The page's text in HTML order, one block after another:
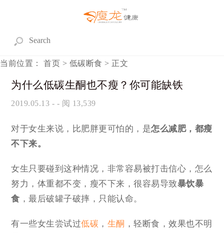
当前位置： 首页 > 低碳断食 > 正文
为什么低碳生酮也不瘦？你可能缺铁
2019.05.13 - - 阅 13,539
对于女生来说，比肥胖更可怕的，是怎么减肥，都瘦
不下来。
女生只要碰到这种情况，非常容易被打击信心，怎么
努力，体重都不变，瘦不下来，很容易导致暴饮暴
食 ，最后破罐子破摔，只能认命。
有一些女生尝试过低碳 ， 生酮 ，轻断食，效果也不明